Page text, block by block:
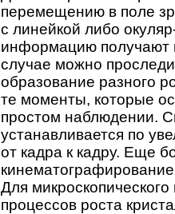
перемещению в поле
с линейкой либо
информацию получают
случае можно
образование разного
те моменты, которые
простом наблюдении.
устанавливается по
от кадра к кадру. Еще
Для
процессов роста